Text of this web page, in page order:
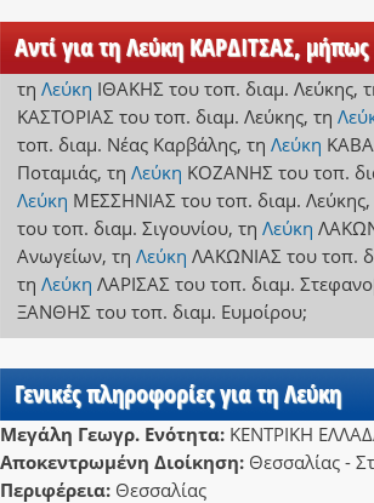
Αντί για τη Λεύκη ΚΑΡΔΙΤΣΑΣ,
τη Λεύκη ΙΘΑΚΗΣ του τοπ. διαμ. Λεύκης,
ΚΑΣΤΟΡΙΑΣ του τοπ. διαμ. Λεύκης, τη
τοπ. διαμ. Νέας Καρβάλης, τη Λεύκη
Ποταμιάς, τη Λεύκη ΚΟΖΑΝΗΣ του τοπ.
Λεύκη ΜΕΣΣΗΝΙΑΣ του τοπ. διαμ. Λεύκης,
του τοπ. διαμ. Σιγουνίου, τη Λεύκη
Ανωγείων, τη Λεύκη ΛΑΚΩΝΙΑΣ του τοπ.
τη Λεύκη ΛΑΡΙΣΑΣ του τοπ. διαμ.
ΞΑΝΘΗΣ του τοπ. διαμ. Ευμοίρου;
Γενικές πληροφορίες για τη Λεύκη
Μεγάλη Γεωγρ. Ενότητα: ΚΕΝΤΡΙΚΗ
Αποκεντρωμένη Διοίκηση: Θεσσαλίας -
Περιφέρεια: Θεσσαλίας